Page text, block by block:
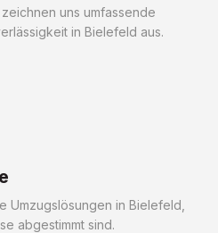
uns umfassende
in Bielefeld aus.
Umzugslösungen in Bielefeld,
abgestimmt sind.